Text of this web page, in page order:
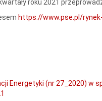
roku 2021
https://www.pse.pl/
Energetyki (nr 27_2020) w